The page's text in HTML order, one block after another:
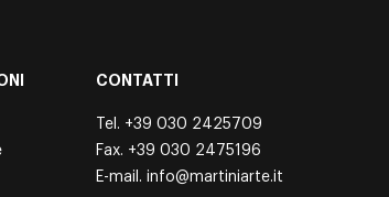
CONTATTI
Tel. +39 030 2425709
Fax. +39 030 2475196
E-mail. info@martiniarte.it